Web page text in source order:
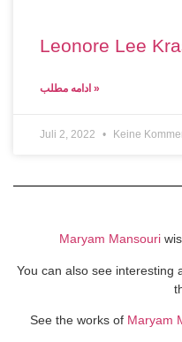
Leonore Lee
ادامه مطلب »
Juli 2, 2022 Keine
Maryam Mansouri
You can also see interesting
See the works of Maryam